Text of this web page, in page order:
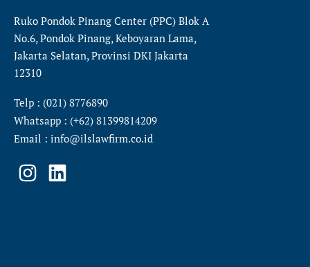
Ruko Pondok Pinang Center (PPC) Blok A
No.6, Pondok Pinang, Keboyaran Lama,
Jakarta Selatan, Provinsi DKI Jakarta
12310
Telp : (021) 8776890
Whatsapp : (+62) 81399814209
Email : info@ilslawfirm.co.id
I
n
L
i